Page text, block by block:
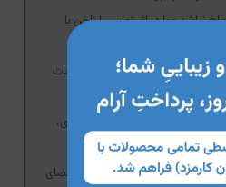
نباشد و یا در اثر تماس با ناخن یا
ناخواسته باید از تماس ترشحات
کرد.
ویروس‌های مراقبتی نظیر اچ‌آی‌وی،
پیش از شروع نزدیکی آغاز شود.
در حال نعوظ کشید به‌گونه‌ای که فضای